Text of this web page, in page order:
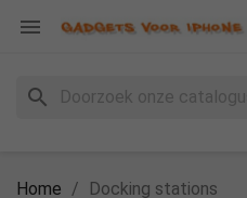

search
Home Docking stations